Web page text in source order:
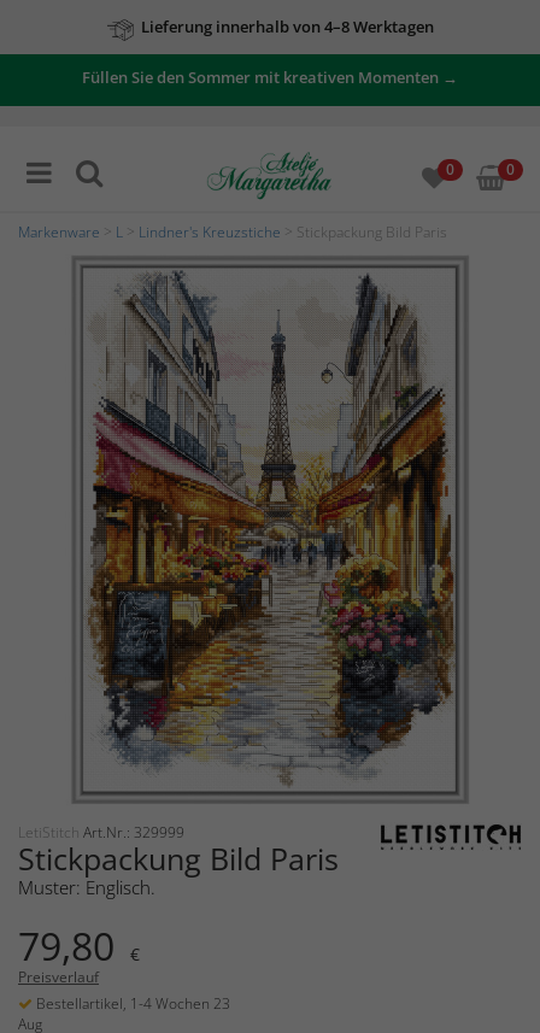
Lieferung innerhalb von 4–8 Werktagen
Füllen Sie den Sommer mit kreativen Momenten →
0 0
Markenware L Lindner's Kreuzstiche > Stickpackung Bild Paris
LetiStitch Art.Nr.: 329999
Stickpackung Bild Paris
Muster: Englisch.
79,80 €
Preisverlauf
Bestellartikel, 1-4 Wochen 23
Aug